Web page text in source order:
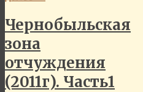
Чернобыльская
зона
отчуждения
(2011г). Часть1